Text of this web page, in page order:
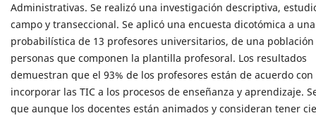
Administrativas. Se realizó una investigación descriptiva,
campo y transeccional. Se aplicó una encuesta dicotómica a
probabilística de 13 profesores universitarios, de una población
personas que componen la plantilla profesoral. Los resultados
demuestran que el 93% de los profesores están de acuerdo con
incorporar las TIC a los procesos de enseñanza y aprendizaje.
que aunque los docentes están animados y consideran tener